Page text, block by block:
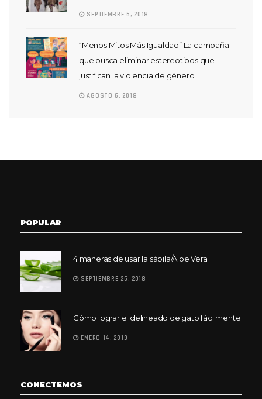
SEPTIEMBRE 6, 2018
“Menos Mitos Más Igualdad” La campaña
que busca eliminar estereotipos que
justifican la violencia de género
AGOSTO 6, 2018
POPULAR
4 maneras de usar la sábila/Aloe Vera
SEPTIEMBRE 26, 2018
Cómo lograr el delineado de gato fácilmente
ENERO 14, 2019
CONECTEMOS